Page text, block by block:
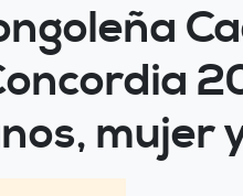
mujer